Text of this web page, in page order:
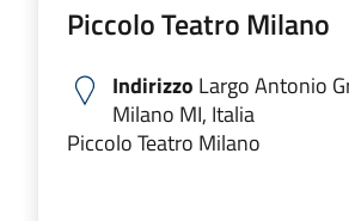
Piccolo Teatro Milano
Indirizzo Largo Antonio
Milano MI, Italia
Piccolo Teatro Milano